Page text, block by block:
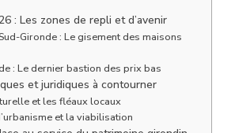
: Les zones de repli et d’avenir
Gironde : Le gisement des maisons
: Le dernier bastion des prix bas
et juridiques à contourner
et les fléaux locaux
et la viabilisation